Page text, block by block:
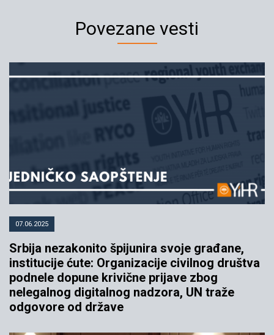
Povezane vesti
07.06.2025
Srbija nezakonito špijunira svoje građane,
institucije ćute: Organizacije civilnog društva
podnele dopune krivične prijave zbog
nelegalnog digitalnog nadzora, UN traže
odgovore od države